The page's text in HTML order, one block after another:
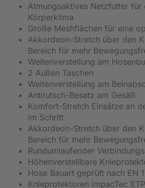
Atmungsaktives Netzfutter für
Körperklima
Große Meshflächen für eine
Akkordeon-Stretch über den
Bereich für mehr
Weitenverstellung am
2 Außen Taschen
Weitenverstellung am
Antirutsch-Besatz am Gesäß
Komfort-Stretch Einsätze an
im Schritt
Akkordeon-Stretch über den
Bereich für mehr
Rundumlaufender
Höhenverstellbare
Hose Bauart geprüft nach EN
Knieprotektoren impacTec